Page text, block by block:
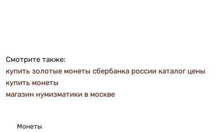
Монеты
Смотрите также:
купить золотые монеты сбербанка россии каталог цены
купить монеты
магазин нумизматики в москве